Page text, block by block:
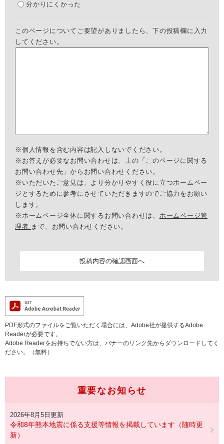
分かりにくかった
このページについてご要望がありましたら、下の投稿欄に入力
してください。
※個人情報を含む内容は記入しないでください。
※お答えが必要なお問い合わせは、上の「このページに関する
お問い合わせ先」からお問い合わせください。
※いただいたご意見は、より分かりやすく役に立つホームペー
ジとするために参考にさせていただきますのでご協力をお願い
します。
※ホームページ全体に関するお問い合わせは、 ホームページ管
理者 まで、お問い合わせください。
PDF形式のファイルをご覧いただく場合には、Adobe社が提供するAdobe
Readerが必要です。
Adobe Readerをお持ちでない方は、バナーのリンク先からダウンロードしてく
ださい。（無料）
重要なお知らせ
2026年8月5日更新
令和8年熊本地震に係る支援等情報を掲載しています（随時更
新）